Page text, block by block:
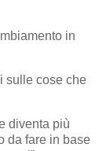
in
sulle cose che
diventa più
da fare in base